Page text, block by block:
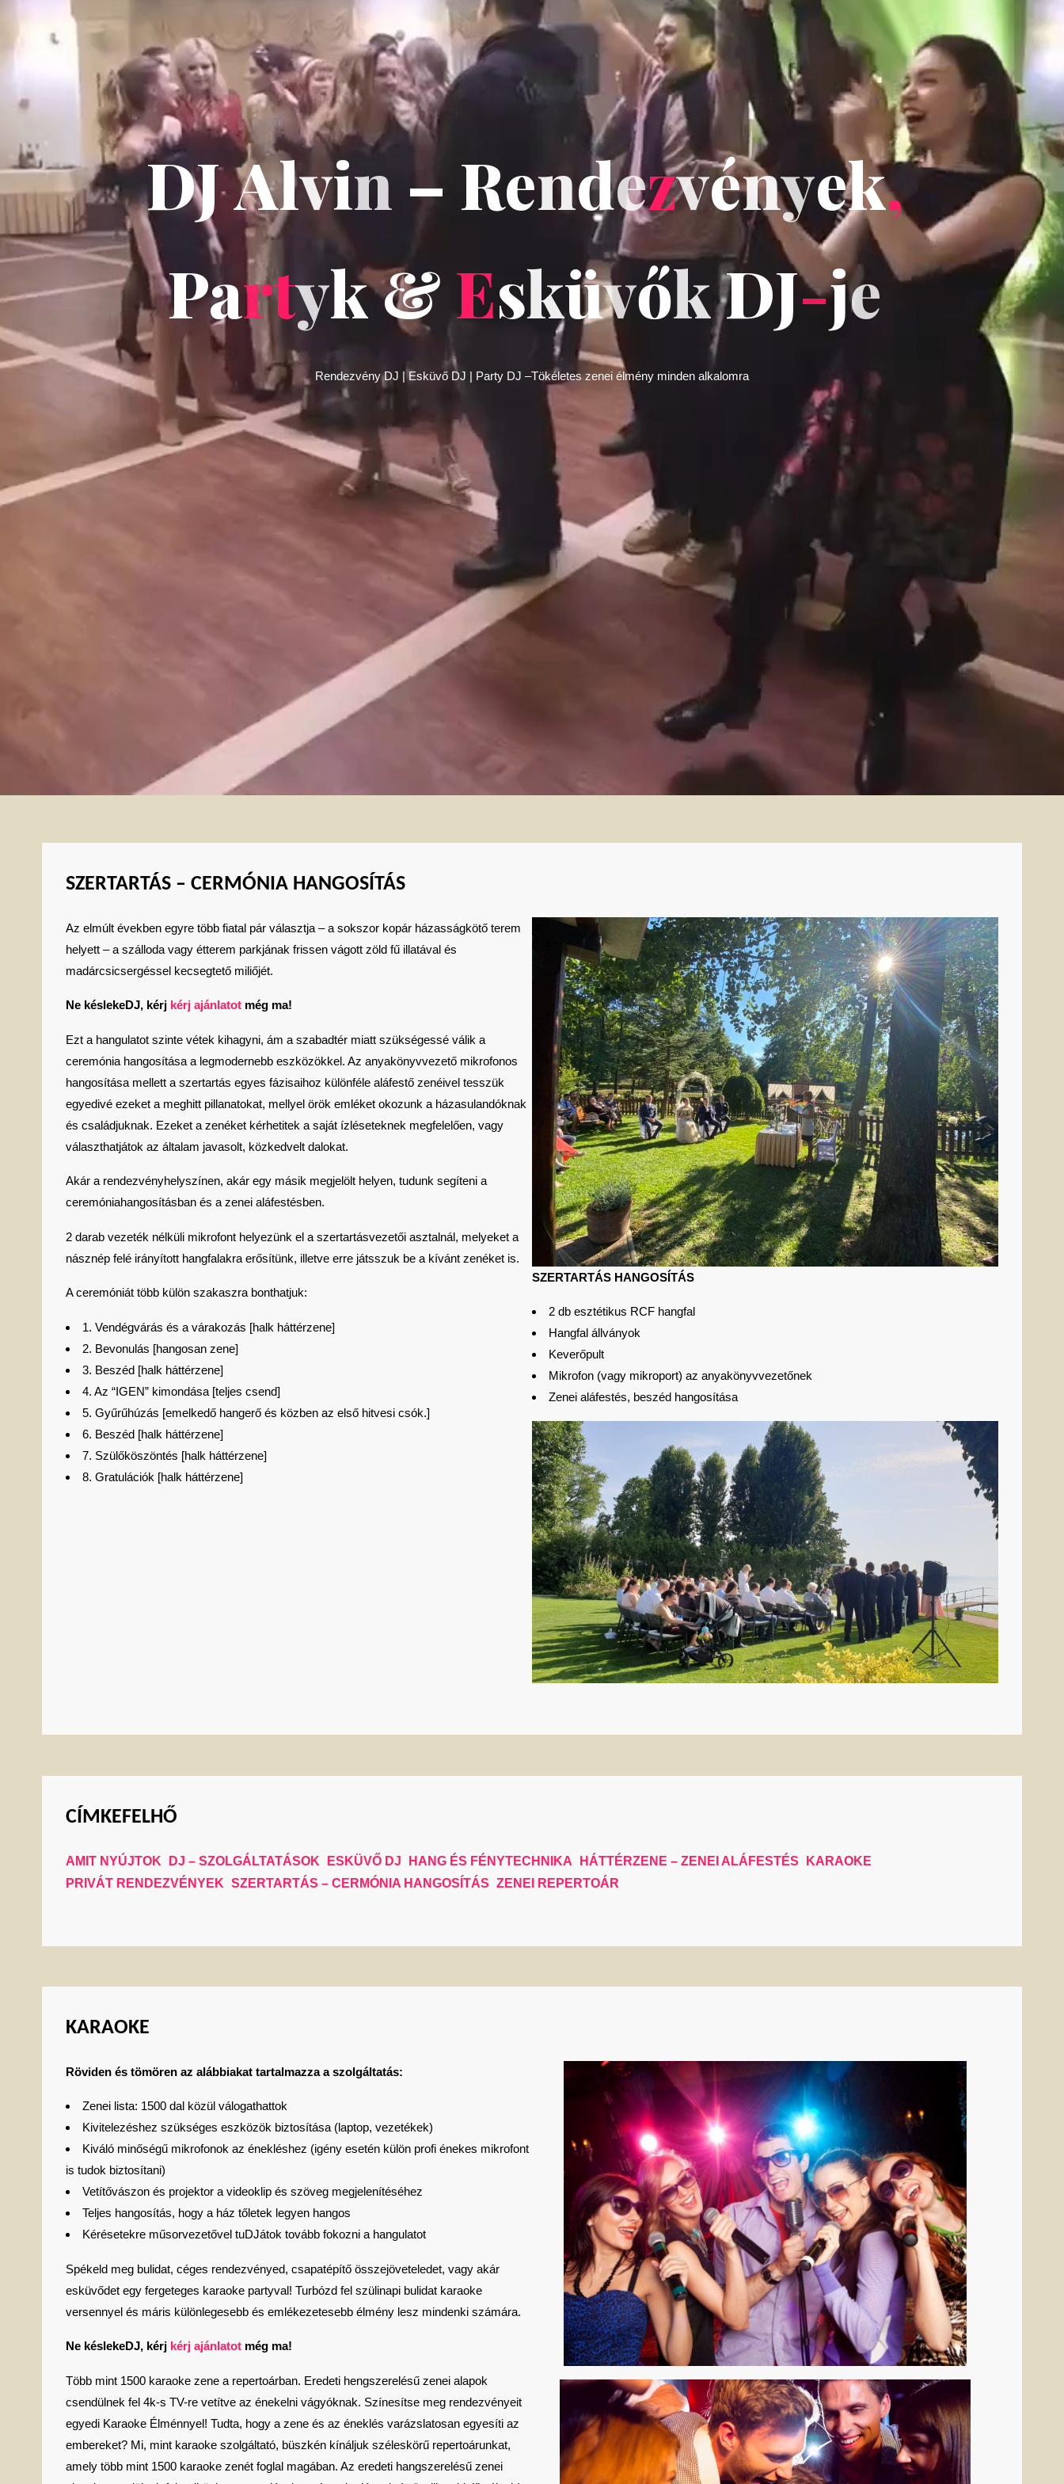
DJAlvin – Rendezvények,
Partyk&
&Eskü
ü vőkDJ
J-jee
Rendezvény DJ | Esküvő DJ | Party DJ –Tökéletes zenei élmény minden alkalomra
SZERTARTÁS – CERMÓNIA HANGOSÍTÁS
Az elmúlt években egyre több fiatal pár választja – a sokszor kopár házasságkötő terem
helyett – a szálloda vagy étterem parkjának frissen vágott zöld fű illatával és
madárcsicsergéssel kecsegtető miliőjét.
Ne késlekeDJ, kérj kérj ajánlatotmég ma!
Ezt a hangulatot szinte vétek kihagyni, ám a szabadtér miatt szükségessé válik a
ceremónia hangosítása a legmodernebb eszközökkel. Az anyakönyvvezető mikrofonos
hangosítása mellett a szertartás egyes fázisaihoz különféle aláfestő zenéivel tesszük
egyedivé ezeket a meghitt pillanatokat, mellyel örök emléket okozunk a házasulandóknak
és családjuknak. Ezeket a zenéket kérhetitek a saját ízléseteknek megfelelően, vagy
választhatjátok az általam javasolt, közkedvelt dalokat.
Akár a rendezvényhelyszínen, akár egy másik megjelölt helyen, tudunk segíteni a
ceremóniahangosításban és a zenei aláfestésben.
2 darab vezeték nélküli mikrofont helyezünk el a szertartásvezetői asztalnál, melyeket a
násznép felé irányított hangfalakra erősítünk, illetve erre játsszuk be a kívánt zenéket is.
A ceremóniát több külön szakaszra bonthatjuk:
1. Vendégvárás és a várakozás [halk háttérzene]
2. Bevonulás [hangosan zene]
3. Beszéd [halk háttérzene]
4. Az “IGEN” kimondása [teljes csend]
5. Gyűrűhúzás [emelkedő hangerő és közben az első hitvesi csók.]
6. Beszéd [halk háttérzene]
7. Szülőköszöntés [halk háttérzene]
8. Gratulációk [halk háttérzene]
SZERTARTÁS HANGOSÍTÁS
2 db esztétikus RCF hangfal
Hangfal állványok
Keverőpult
Mikrofon (vagy mikroport) az anyakönyvvezetőnek
Zenei aláfestés, beszéd hangosítása
CÍMKEFELHŐ
AMIT NYÚJTOK DJ – SZOLGÁLTATÁSOK ESKÜVŐ DJ HANG ÉS FÉNYTECHNIKA HÁTTÉRZENE – ZENEI ALÁFESTÉS
KARAOKE
PRIVÁT RENDEZVÉNYEK SZERTARTÁS – CERMÓNIA HANGOSÍTÁS ZENEI REPERTOÁR
KARAOKE
Röviden és tömören az alábbiakat tartalmazza a szolgáltatás:
Zenei lista: 1500 dal közül válogathattok
Kivitelezéshez szükséges eszközök biztosítása (laptop, vezetékek)
Kiváló minőségű mikrofonok az énekléshez (igény esetén külön profi énekes mikrofont
is tudok biztosítani)
Vetítővászon és projektor a videoklip és szöveg megjelenítéséhez
Teljes hangosítás, hogy a ház tőletek legyen hangos
Kérésetekre műsorvezetővel tuDJátok tovább fokozni a hangulatot
Spékeld meg bulidat, céges rendezvényed, csapatépítő összejöveteledet, vagy akár
esküvődet egy fergeteges karaoke partyval! Turbózd fel szülinapi bulidat karaoke
versennyel és máris különlegesebb és emlékezetesebb élmény lesz mindenki számára.
Ne késlekeDJ, kérj kérj ajánlatotmég ma!
Több mint 1500 karaoke zene a repertoárban. Eredeti hengszerelésű zenei alapok
csendülnek fel 4k-s TV-re vetítve az énekelni vágyóknak. Színesítse meg rendezvényeit
egyedi Karaoke Élménnyel! Tudta, hogy a zene és az éneklés varázslatosan egyesíti az
embereket? Mi, mint karaoke szolgáltató, büszkén kínáljuk széleskörű repertoárunkat,
amely több mint 1500 karaoke zenét foglal magában. Az eredeti hangszerelésű zenei